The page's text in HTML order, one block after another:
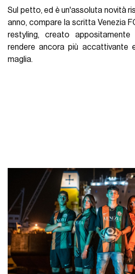
Sul petto, ed è un'assoluta novità
anno, compare la scritta Venezia
restyling, creato
rendere ancora più accattivante
maglia.